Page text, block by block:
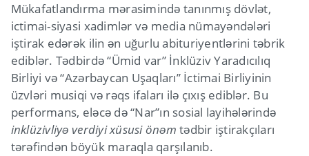
Mükafatlandırma mərasimində tanınmış dövlət,
ictimai-siyasi xadimlər və media nümayəndələri
iştirak edərək ilin ən uğurlu abituriyentlərini təbrik
ediblər. Tədbirdə “Ümid var” İnklüziv Yaradıcılıq
Birliyi və “Azərbaycan Uşaqları” İctimai Birliyinin
üzvləri musiqi və rəqs ifaları ilə çıxış ediblər. Bu
performans, eləcə də “Nar”ın sosial layihələrində
inklüzivliyə verdiyi xüsusi önəm tədbir iştirakçıları
tərəfindən böyük maraqla qarşılanıb.